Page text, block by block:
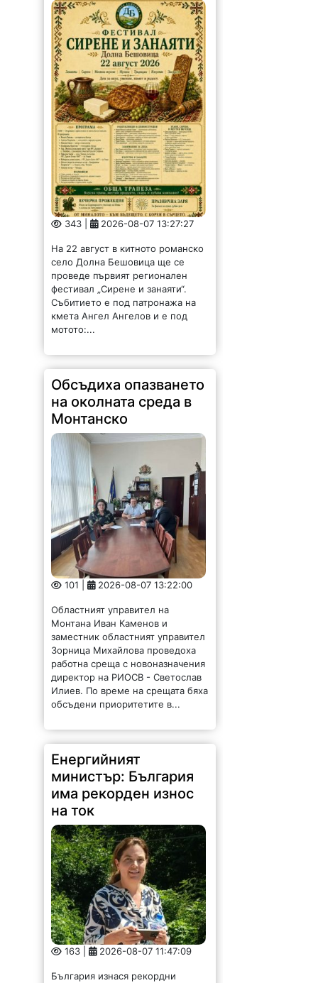
343 | 2026-08-07 13:27:27
На 22 август в китното романско
село Долна Бешовица ще се
проведе първият регионален
фестивал „Сирене и занаяти“.
Събитието е под патронажа на
кмета Ангел Ангелов и е под
мотото:...
Обсъдиха опазването
на околната среда в
Монтанско
101 | 2026-08-07 13:22:00
Областният управител на
Монтана Иван Каменов и
заместник областният управител
Зорница Михайлова проведоха
работна среща с новоназначения
директор на РИОСВ - Светослав
Илиев. По време на срещата бяха
обсъдени приоритетите в...
Енергийният
министър: България
има рекорден износ
на ток
163 | 2026-08-07 11:47:09
България изнася рекордни